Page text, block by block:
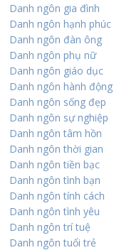
Danh ngôn gia đình
Danh ngôn hạnh phúc
Danh ngôn đàn ông
Danh ngôn phụ nữ
Danh ngôn giáo dục
Danh ngôn hành động
Danh ngôn sống đẹp
Danh ngôn sự nghiệp
Danh ngôn tâm hồn
Danh ngôn thời gian
Danh ngôn tiền bạc
Danh ngôn tình bạn
Danh ngôn tính cách
Danh ngôn tình yêu
Danh ngôn trí tuệ
Danh ngôn tuổi trẻ